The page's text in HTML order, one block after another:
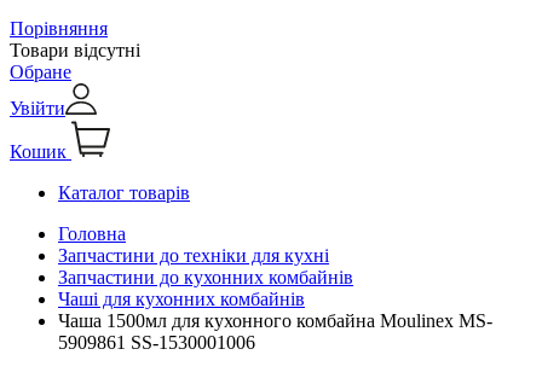
Порівняння
Товари відсутні
Обране
Увійти
Кошик
Каталог товарів
Головна
Запчастини до техніки для кухні
Запчастини до кухонних комбайнів
Чаші для кухонних комбайнів
Чаша 1500мл для кухонного комбайна Moulinex MS-
5909861 SS-1530001006